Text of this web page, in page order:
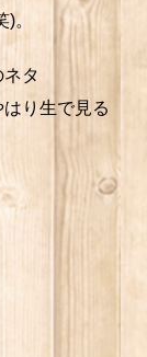
。
タ
り生で見る